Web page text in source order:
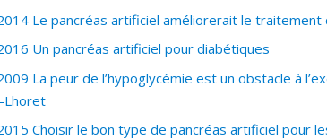
Le pancréas artificiel améliorerait le traitement
Un pancréas artificiel pour diabétiques
La peur de l’hypoglycémie est un obstacle à
Lhoret
Choisir le bon type de pancréas artificiel pour